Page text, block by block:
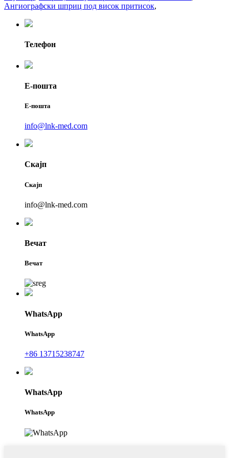
Ангиографски шприц под висок притисок,
Телефон
Е-пошта
Е-пошта
info@lnk-med.com
Скајп
Скајп
info@lnk-med.com
Вечат
Вечат
WhatsApp
WhatsApp
+86 13715238747
WhatsApp
WhatsApp